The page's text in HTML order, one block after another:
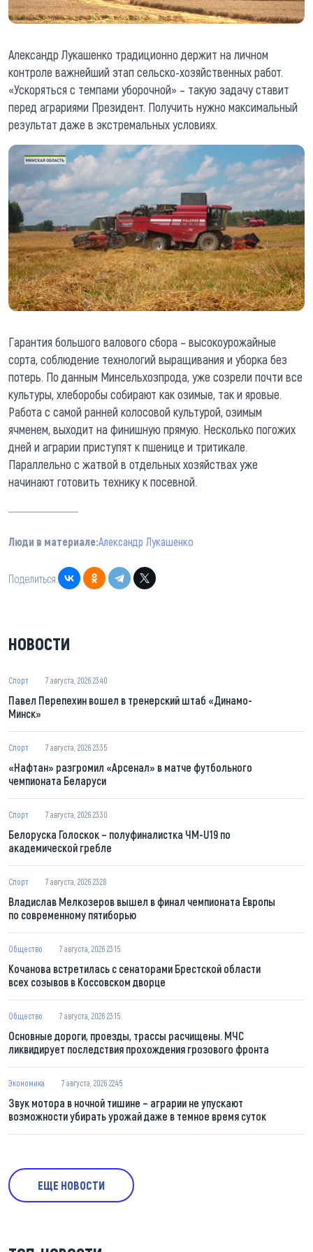
Александр Лукашенко традиционно держит на личном
контроле важнейший этап сельско-хозяйственных работ.
«Ускоряться с темпами уборочной» – такую задачу ставит
перед аграриями Президент. Получить нужно максимальный
результат даже в экстремальных условиях.
Гарантия большого валового сбора – высокоурожайные
сорта, соблюдение технологий выращивания и уборка без
потерь. По данным Минсельхозпрода, уже созрели почти все
культуры, хлеборобы собирают как озимые, так и яровые.
Работа с самой ранней колосовой культурой, озимым
ячменем, выходит на финишную прямую. Несколько погожих
дней и аграрии приступят к пшенице и тритикале.
Параллельно с жатвой в отдельных хозяйствах уже
начинают готовить технику к посевной.
Люди в материале:Александр Лукашенко
Поделиться:
НОВОСТИ
Спорт 7 августа, 2026 23:40
Павел Перепехин вошел в тренерский штаб «Динамо-
Минск»
Спорт 7 августа, 2026 23:35
«Нафтан» разгромил «Арсенал» в матче футбольного
чемпионата Беларуси
Спорт 7 августа, 2026 23:30
Белоруска Голоскок – полуфиналистка ЧМ-U19 по
академической гребле
Спорт 7 августа, 2026 23:28
Владислав Мелкозеров вышел в финал чемпионата Европы
по современному пятиборью
Общество 7 августа, 2026 23:15
Кочанова встретилась с сенаторами Брестской области
всех созывов в Коссовском дворце
Общество 7 августа, 2026 23:15
Основные дороги, проезды, трассы расчищены. МЧС
ликвидирует последствия прохождения грозового фронта
Экономика 7 августа, 2026 22:45
Звук мотора в ночной тишине – аграрии не упускают
возможности убирать урожай даже в темное время суток
ЕЩЕ НОВОСТИ